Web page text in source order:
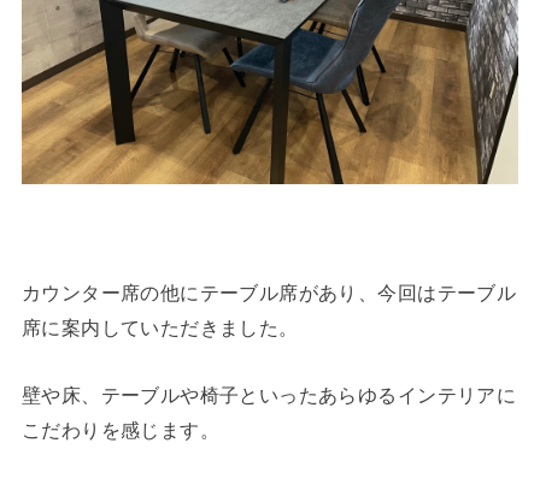
カウンター席の他にテーブル席があり、今回はテーブル
席に案内していただきました。
壁や床、テーブルや椅子といったあらゆるインテリアに
こだわりを感じます。